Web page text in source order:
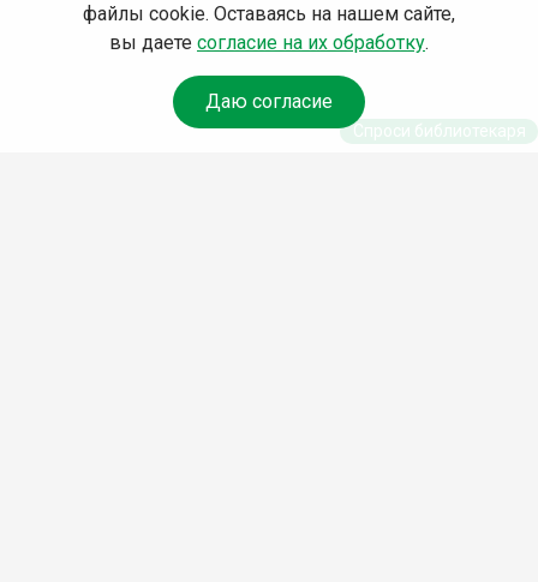
файлы cookie. Оставаясь на нашем сайте,
вы даете согласие на их обработку.
Даю согласие
Спроси библиотекаря